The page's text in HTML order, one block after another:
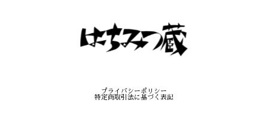
プライバシーポリシー
特定商取引法に基づく表記